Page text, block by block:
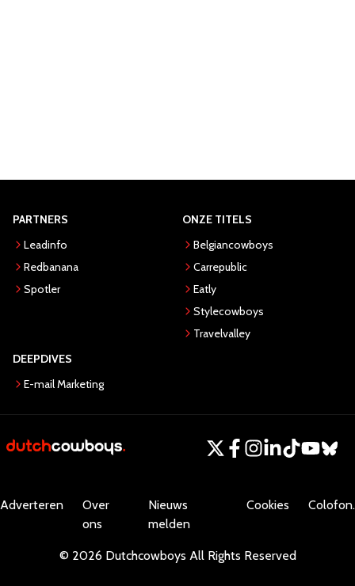
PARTNERS
Leadinfo
Redbanana
Spotler
ONZE TITELS
Belgiancowboys
Carrepublic
Eatly
Stylecowboys
Travelvalley
DEEPDIVES
E-mail Marketing
Adverteren
Over
ons
Nieuws
melden
Cookies Colofon.
© 2026 Dutchcowboys All Rights Reserved